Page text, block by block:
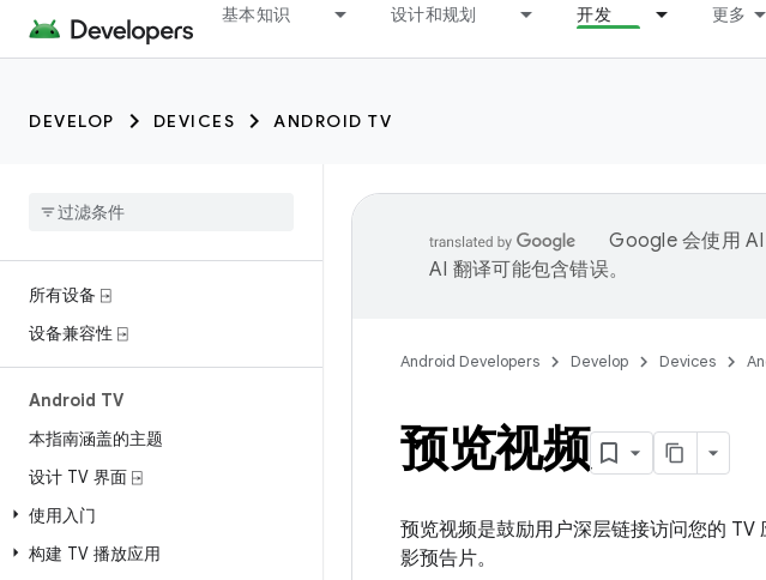
基本知识 设计和规划 开发 更多
DEVELOP DEVICES ANDROID TV
所有设备 ⍈
设备兼容性 ⍈
Android TV
本指南涵盖的主题
设计 TV 界面 ⍈
使用入门
构建 TV 播放应用
Google 会使用 AI
AI 翻译可能包含错误。
Android Developers Develop Devices
预览视频
预览视频是鼓励用户深层链接访问您的
影预告片。